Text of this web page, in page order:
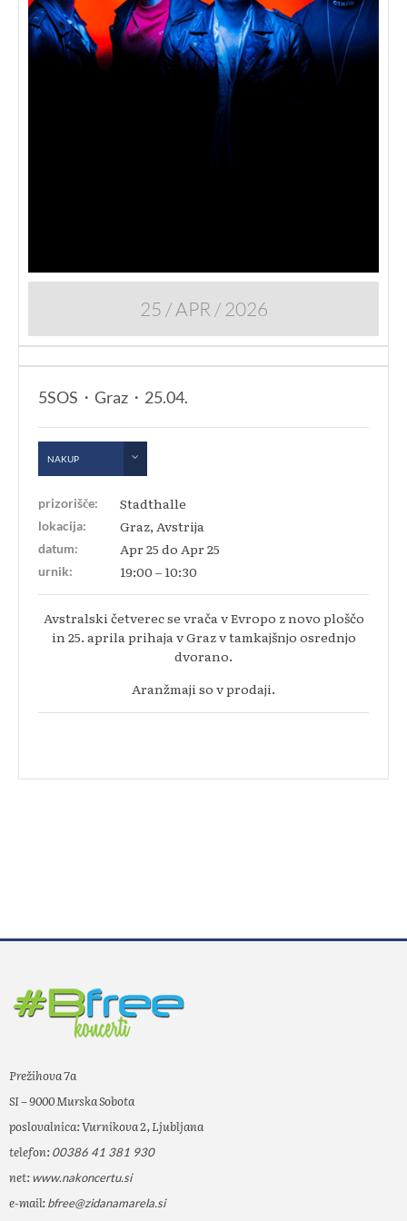
25 / APR / 2026
5SOS・Graz・25.04.
NAKUP
prizorišče: Stadthalle
lokacija: Graz, Avstrija
datum: Apr 25 do Apr 25
urnik: 19:00 – 10:30
Avstralski četverec se vrača v Evropo z novo ploščo
in 25. aprila prihaja v Graz v tamkajšnjo osrednjo
dvorano.
Aranžmaji so v prodaji.
Prežihova 7a
SI – 9000 Murska Sobota
poslovalnica: Vurnikova 2, Ljubljana
telefon:00386 41 381 930
net:www.nakoncertu.si
e-mail:bfree@zidanamarela.si